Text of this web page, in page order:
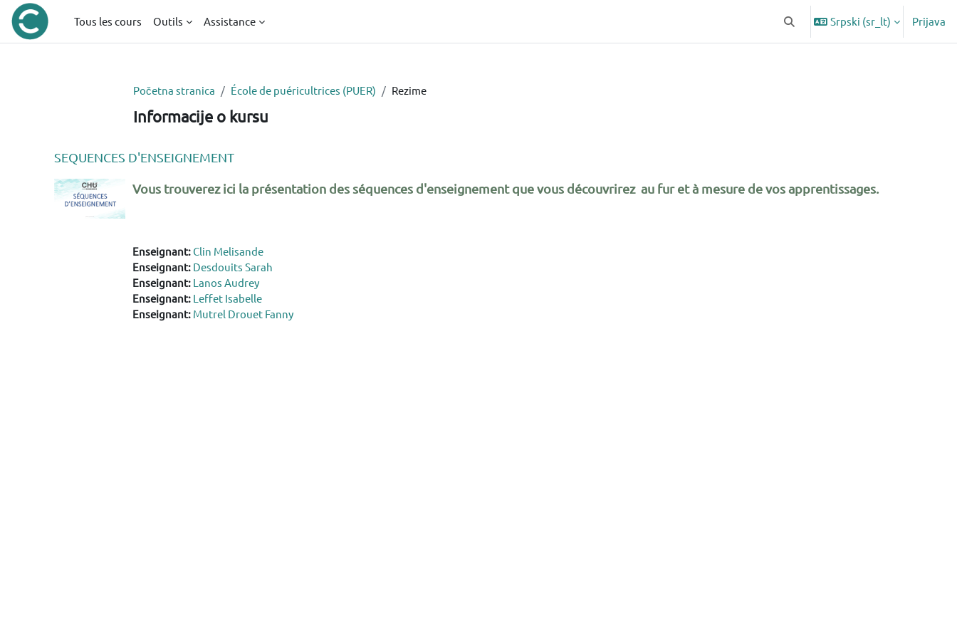
Idi na glavni sadržaj
Tous les cours
Outils Assistance Uključi/isključi polje za pretragu
Srpski ‎(sr_lt)‎ Prijava
Početna stranica École de puéricultrices (PUER) Rezime
Informacije o kursu
SEQUENCES D'ENSEIGNEMENT
Vous trouverez ici la présentation des séquences d'enseignement que vous découvrirez au fur et à mesure de vos apprentissages.
Enseignant:Clin Melisande
Enseignant: Desdouits Sarah
Enseignant: Lanos Audrey
Enseignant: Leffet Isabelle
Enseignant: Mutrel Drouet Fanny